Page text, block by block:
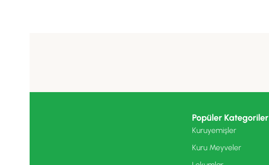
Popüler Kategoriler
Kuruyemişler
Kuru Meyveler